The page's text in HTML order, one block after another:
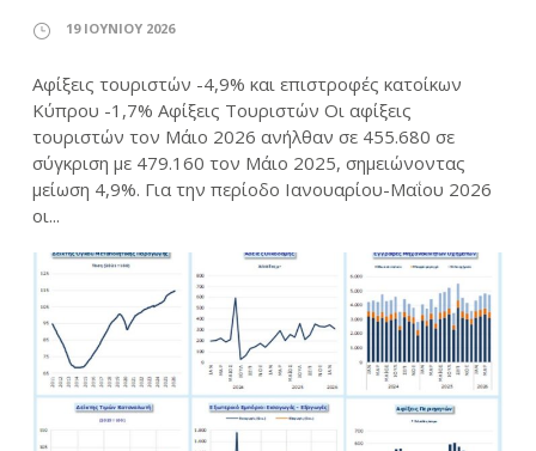
19 ΙΟΥΝΊΟΥ 2026
Αφίξεις τουριστών -4,9% και επιστροφές κατοίκων
Κύπρου -1,7% Αφίξεις Τουριστών Οι αφίξεις
τουριστών τον Μάιο 2026 ανήλθαν σε 455.680 σε
σύγκριση με 479.160 τον Μάιο 2025, σημειώνοντας
μείωση 4,9%. Για την περίοδο Ιανουαρίου-Μαΐου 2026
οι...